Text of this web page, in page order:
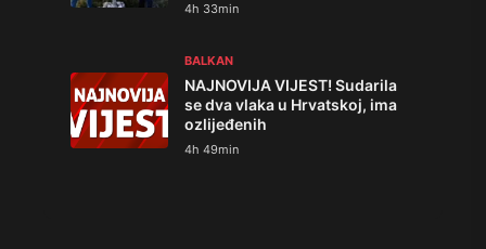
4h 33min
BALKAN
NAJNOVIJA VIJEST! Sudarila
se dva vlaka u Hrvatskoj, ima
ozlijeđenih
4h 49min